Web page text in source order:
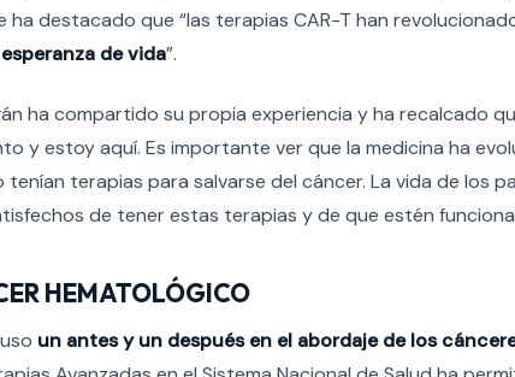
ha destacado que “las terapias CAR-T han
de vida”.
ha compartido su propia experiencia y ha recalcado
y estoy aquí. Es importante ver que la medicina ha
terapias para salvarse del cáncer. La vida de los
de tener estas terapias y de que estén
HEMATOLÓGICO
un antes y un después en el abordaje de los